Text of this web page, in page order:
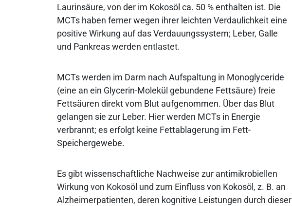
Laurinsäure, von der im Kokosöl ca. 50 % enthalten ist. Die
MCTs haben ferner wegen ihrer leichten Verdaulichkeit eine
positive Wirkung auf das Verdauungssystem; Leber, Galle
und Pankreas werden entlastet.
MCTs werden im Darm nach Aufspaltung in Monoglyceride
(eine an ein Glycerin-Molekül gebundene Fettsäure) freie
Fettsäuren direkt vom Blut aufgenommen. Über das Blut
gelangen sie zur Leber. Hier werden MCTs in Energie
verbrannt; es erfolgt keine Fettablagerung im Fett-
Speichergewebe.
Es gibt wissenschaftliche Nachweise zur antimikrobiellen
Wirkung von Kokosöl und zum Einfluss von Kokosöl, z. B. an
Alzheimerpatienten, deren kognitive Leistungen durch dieser